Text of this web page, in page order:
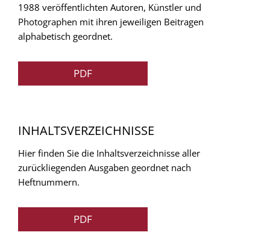
1988 veröffentlichten Autoren, Künstler und
Photographen mit ihren jeweiligen Beitragen
alphabetisch geordnet.
PDF
INHALTSVERZEICHNISSE
Hier finden Sie die Inhaltsverzeichnisse aller
zurückliegenden Ausgaben geordnet nach
Heftnummern.
PDF